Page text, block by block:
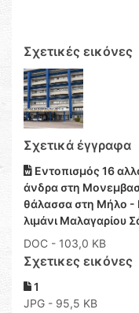
Σχετικές εικόνες
Σχετικά έγγραφα
Εντοπισμός 16
άνδρα στη
θάλασσα στη Μήλο -
λιμάνι Μαλαγαρίου
DOC - 103,0 KB
Σχετικες εικόνες
1
JPG - 95,5 KB